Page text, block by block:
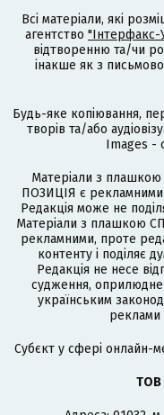
Всі матеріали, які
агентство "Інтерфакс-
відтворенню та/чи
інакше як з
Будь-яке копіювання,
творів та/або
Images -
Матеріали з
ПОЗИЦІЯ є рекламними
Редакція може не
Матеріали з плашкою
рекламними, проте
контенту і поділяє
Редакція не несе
судження,
українським
реклами
Cубєкт у сфері онлайн-
ТОВ